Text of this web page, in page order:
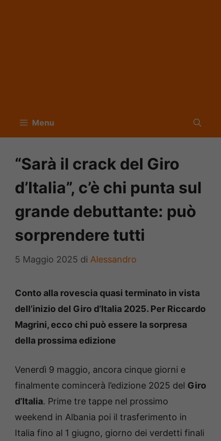
Menu
“Sarà il crack del Giro
d’Italia”, c’è chi punta sul
grande debuttante: può
sorprendere tutti
5 Maggio 2025 di Alessandro
Conto alla rovescia quasi terminato in vista
dell’inizio del Giro d’Italia 2025. Per Riccardo
Magrini, ecco chi può essere la sorpresa
della prossima edizione
Venerdì 9 maggio, ancora cinque giorni e
finalmente comincerà l’edizione 2025 del Giro
d’Italia. Prime tre tappe nel prossimo
weekend in Albania poi il trasferimento in
Italia fino al 1 giugno, giorno dei verdetti finali